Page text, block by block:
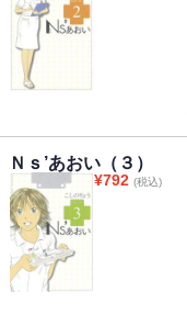
Ｎｓ’あおい（３）
¥792 (税込)